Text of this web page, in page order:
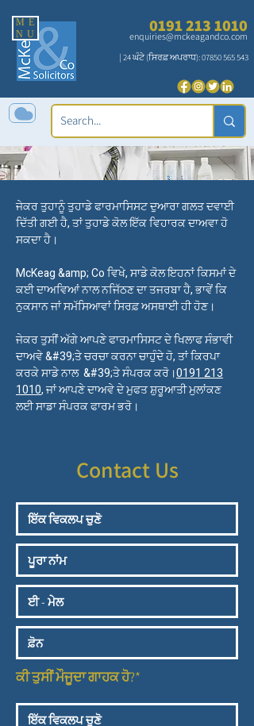
ME
NU
0191 213 1010
enquiries@mckeagandco.com
| 24 ਘੰਟੇ (ਸਿਰਫ਼ ਅਪਰਾਧ):07850 565 543
ਫਾਰਮੇਸੀ ਅਤੇ ਡਿਸਪੈਂਸਿੰਗ
ਜੇਕਰ ਤੁਹਾਨੂੰ ਤੁਹਾਡੇ ਫਾਰਮਾਸਿਸਟ ਦੁਆਰਾ ਗਲਤ ਦਵਾਈ
ਦਿੱਤੀ ਗਈ ਹੈ, ਤਾਂ ਤੁਹਾਡੇ ਕੋਲ ਇੱਕ ਵਿਹਾਰਕ ਦਾਅਵਾ ਹੋ
ਸਕਦਾ ਹੈ।
McKeag &amp; Co ਵਿਖੇ, ਸਾਡੇ ਕੋਲ ਇਹਨਾਂ ਕਿਸਮਾਂ ਦੇ
ਕਈ ਦਾਅਵਿਆਂ ਨਾਲ ਨਜਿੱਠਣ ਦਾ ਤਜਰਬਾ ਹੈ, ਭਾਵੇਂ ਕਿ
ਨੁਕਸਾਨ ਜਾਂ ਸਮੱਸਿਆਵਾਂ ਸਿਰਫ਼ ਅਸਥਾਈ ਹੀ ਹੋਣ।
ਜੇਕਰ ਤੁਸੀਂ ਅੱਗੇ ਆਪਣੇ ਫਾਰਮਾਸਿਸਟ ਦੇ ਖਿਲਾਫ ਸੰਭਾਵੀ
ਦਾਅਵੇ &#39;ਤੇ ਚਰਚਾ ਕਰਨਾ ਚਾਹੁੰਦੇ ਹੋ, ਤਾਂ ਕਿਰਪਾ
ਕਰਕੇ ਸਾਡੇ ਨਾਲ &#39;ਤੇ ਸੰਪਰਕ ਕਰੋ।0191 213
1010,ਜਾਂ ਆਪਣੇ ਦਾਅਵੇ ਦੇ ਮੁਫਤ ਸ਼ੁਰੂਆਤੀ ਮੁਲਾਂਕਣ
ਲਈ ਸਾਡਾ ਸੰਪਰਕ ਫਾਰਮ ਭਰੋ।
Contact Us
ਕੀ ਤੁਸੀਂ ਮੌਜੂਦਾ ਗਾਹਕ ਹੋ?*